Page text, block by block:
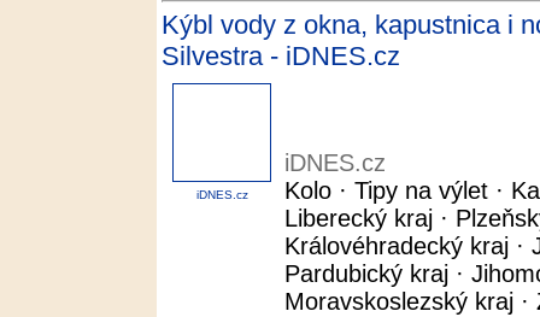
Kýbl vody z okna, kapustnica i
Silvestra - iDNES.cz
iDNES.cz
iDNES.cz
Kolo · Tipy na výlet ·
Liberecký kraj ·
Královéhradecký kraj ·
Pardubický kraj ·
Moravskoslezský kraj